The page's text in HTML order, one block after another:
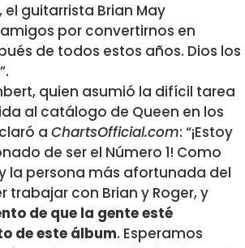
guitarrista Brian May
por convertirnos en
de todos estos años. Dios los
quien asumió la difícil tarea
al catálogo de Queen en los
a ChartsOfficial.com: “¡Estoy
de ser el Número 1! Como
la persona más afortunada del
trabajar con Brian y Roger, y
de que la gente esté
de este álbum. Esperamos